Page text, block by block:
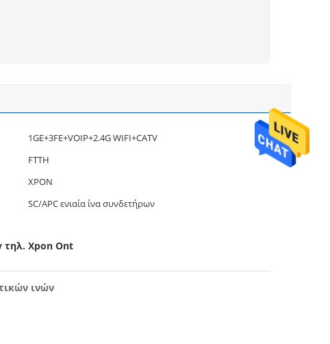
1GE+3FE+VOIP+2.4G WIFI+CATV
FTTH
XPON
SC/APC ενιαία ίνα συνδετήρων
τηλ. Xpon Ont
ινών